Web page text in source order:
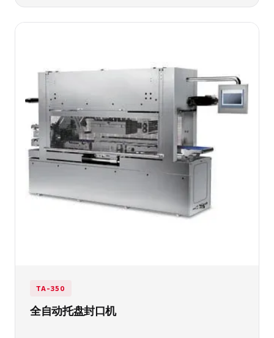
TA-350
全自动托盘封口机